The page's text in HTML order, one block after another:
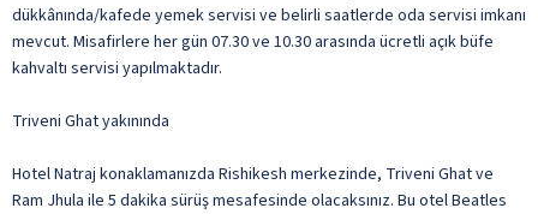
dükkânında/kafede yemek servisi ve belirli saatlerde oda servisi imkanı
mevcut. Misafirlere her gün 07.30 ve 10.30 arasında ücretli açık büfe
kahvaltı servisi yapılmaktadır.
Triveni Ghat yakınında
Hotel Natraj konaklamanızda Rishikesh merkezinde, Triveni Ghat ve
Ram Jhula ile 5 dakika sürüş mesafesinde olacaksınız. Bu otel Beatles